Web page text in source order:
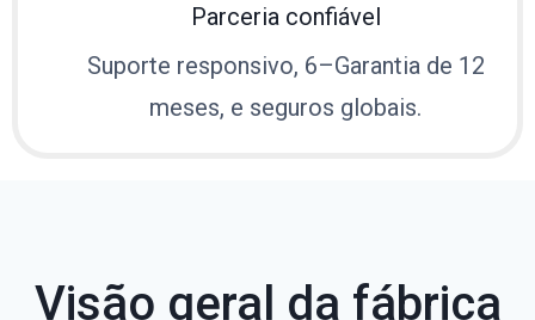
Parceria confiável
Suporte responsivo, 6–Garantia de 12
meses, e seguros globais.
Visão geral da fábrica